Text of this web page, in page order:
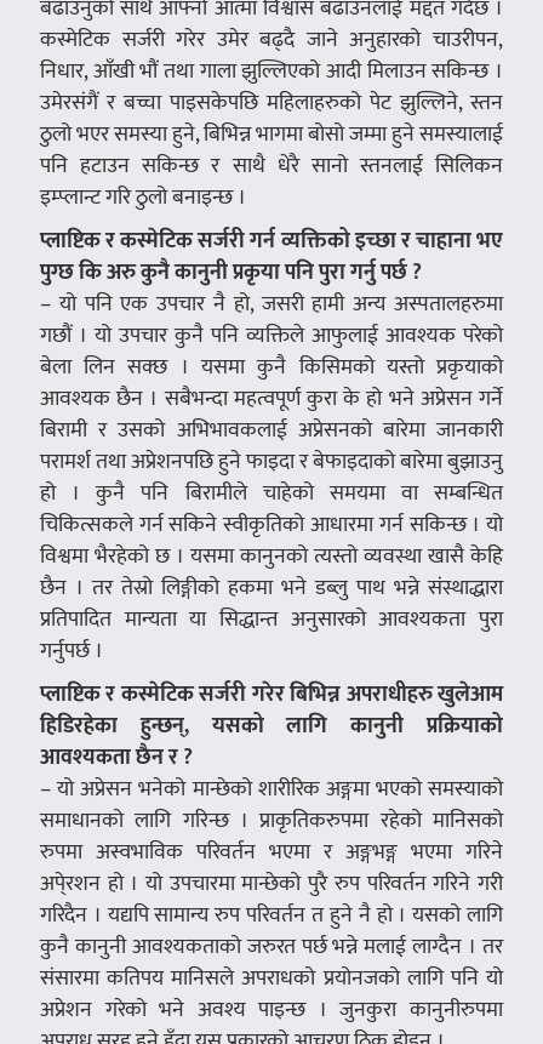
बढाउनुको साथै आफ्नो आत्मा विश्वास बढाउनलाई मद्दत गर्दछ ।
कस्मेटिक सर्जरी गरेर उमेर बढ्दै जाने अनुहारको चाउरीपन,
निधार, आँखी भौं तथा गाला झुल्लिएको आदी मिलाउन सकिन्छ ।
उमेरसंगैं र बच्चा पाइसकेपछि महिलाहरुको पेट झुल्लिने, स्तन
ठुलो भएर समस्या हुने, बिभिन्न भागमा बोसो जम्मा हुने समस्यालाई
पनि हटाउन सकिन्छ र साथै धेरै सानो स्तनलाई सिलिकन
इम्प्लान्ट गरि ठुलो बनाइन्छ ।
प्लाष्टिक र कस्मेटिक सर्जरी गर्न व्यक्तिको इच्छा र चाहाना भए
पुग्छ कि अरु कुनै कानुनी प्रकृया पनि पुरा गर्नु पर्छ ?
– यो पनि एक उपचार नै हो, जसरी हामी अन्य अस्पतालहरुमा
गछौं । यो उपचार कुनै पनि व्यक्तिले आफुलाई आवश्यक परेको
बेला लिन सक्छ । यसमा कुनै किसिमको यस्तो प्रकृयाको
आवश्यक छैन । सबैभन्दा महत्वपूर्ण कुरा के हो भने अप्रेसन गर्ने
बिरामी र उसको अभिभावकलाई अप्रेसनको बारेमा जानकारी
परामर्श तथा अप्रेशनपछि हुने फाइदा र बेफाइदाको बारेमा बुझाउनु
हो । कुनै पनि बिरामीले चाहेको समयमा वा सम्बन्धित
चिकित्सकले गर्न सकिने स्वीकृतिको आधारमा गर्न सकिन्छ । यो
विश्वमा भैरहेको छ । यसमा कानुनको त्यस्तो व्यवस्था खासै केहि
छैन । तर तेस्रो लिङ्गीको हकमा भने डब्लु पाथ भन्ने संस्थाद्धारा
प्रतिपादित मान्यता या सिद्धान्त अनुसारको आवश्यकता पुरा
गर्नुपर्छ ।
प्लाष्टिक र कस्मेटिक सर्जरी गरेर बिभिन्न अपराधीहरु खुलेआम
हिडिरहेका हुन्छन्, यसको लागि कानुनी प्रक्रियाको
आवश्यकता छैन र ?
– यो अप्रेसन भनेको मान्छेको शारीरिक अङ्गमा भएको समस्याको
समाधानको लागि गरिन्छ । प्राकृतिकरुपमा रहेको मानिसको
रुपमा अस्वभाविक परिवर्तन भएमा र अङ्गभङ्ग भएमा गरिने
अपे्रशन हो । यो उपचारमा मान्छेको पुरै रुप परिवर्तन गरिने गरी
गरिदैन । यद्यपि सामान्य रुप परिवर्तन त हुने नै हो । यसको लागि
कुनै कानुनी आवश्यकताको जरुरत पर्छ भन्ने मलाई लाग्दैन । तर
संसारमा कतिपय मानिसले अपराधको प्रयोनजको लागि पनि यो
अप्रेशन गरेको भने अवश्य पाइन्छ । जुनकुरा कानुनीरुपमा